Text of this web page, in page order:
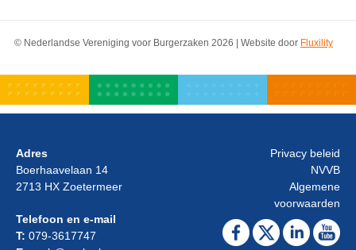
© Nederlandse Vereniging voor Burgerzaken 2026 | Website door Fluxility
Adres
Boerhaavelaan 14
2713 HX Zoetermeer
Telefoon en e-mail
T: 079-3617747
Privacy beleid
NVVB
Algemene
voorwaarden